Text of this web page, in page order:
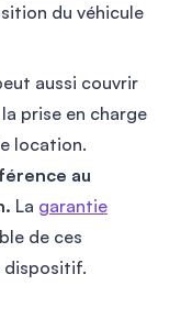
du véhicule
aussi couvrir
prise en charge
location.
au
La garantie
de ces
dispositif.